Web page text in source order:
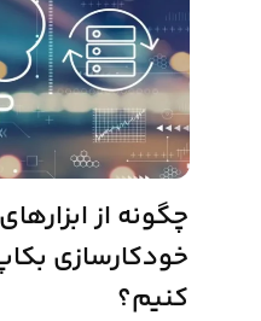
خودکارسازی
کنیم؟